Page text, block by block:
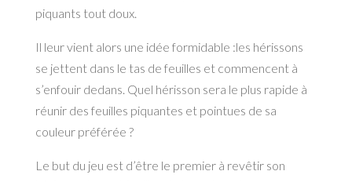
piquants tout doux.
Il leur vient alors une idée formidable :les hérissons
se jettent dans le tas de feuilles et commencent à
s’enfouir dedans. Quel hérisson sera le plus rapide à
réunir des feuilles piquantes et pointues de sa
couleur préférée ?
Le but du jeu est d’être le premier à revêtir son